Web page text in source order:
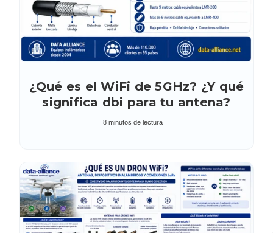
¿Qué es el WiFi de 5GHz? ¿Y qué
significa dbi para tu antena?
8 minutos de lectura